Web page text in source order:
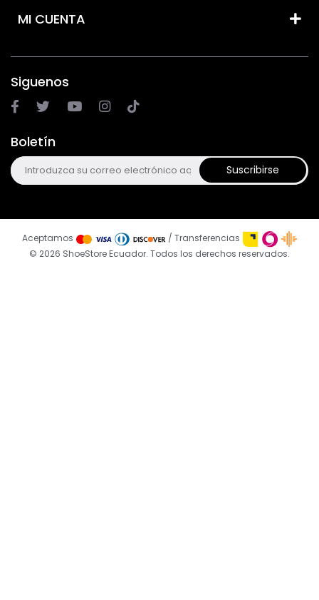
MI CUENTA
Siguenos
Boletín
Suscribirse
© 2026 ShoeStore Ecuador. Todos los derechos reservados.
Aceptamos / Transferencias